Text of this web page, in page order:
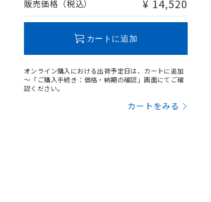
販売価格（税込） ¥ 14,520
カートに追加
オンライン購入における出荷予定日は、カートに追加
～「ご購入手続き：価格・納期の確認」画面にてご確
認ください。
カートをみる